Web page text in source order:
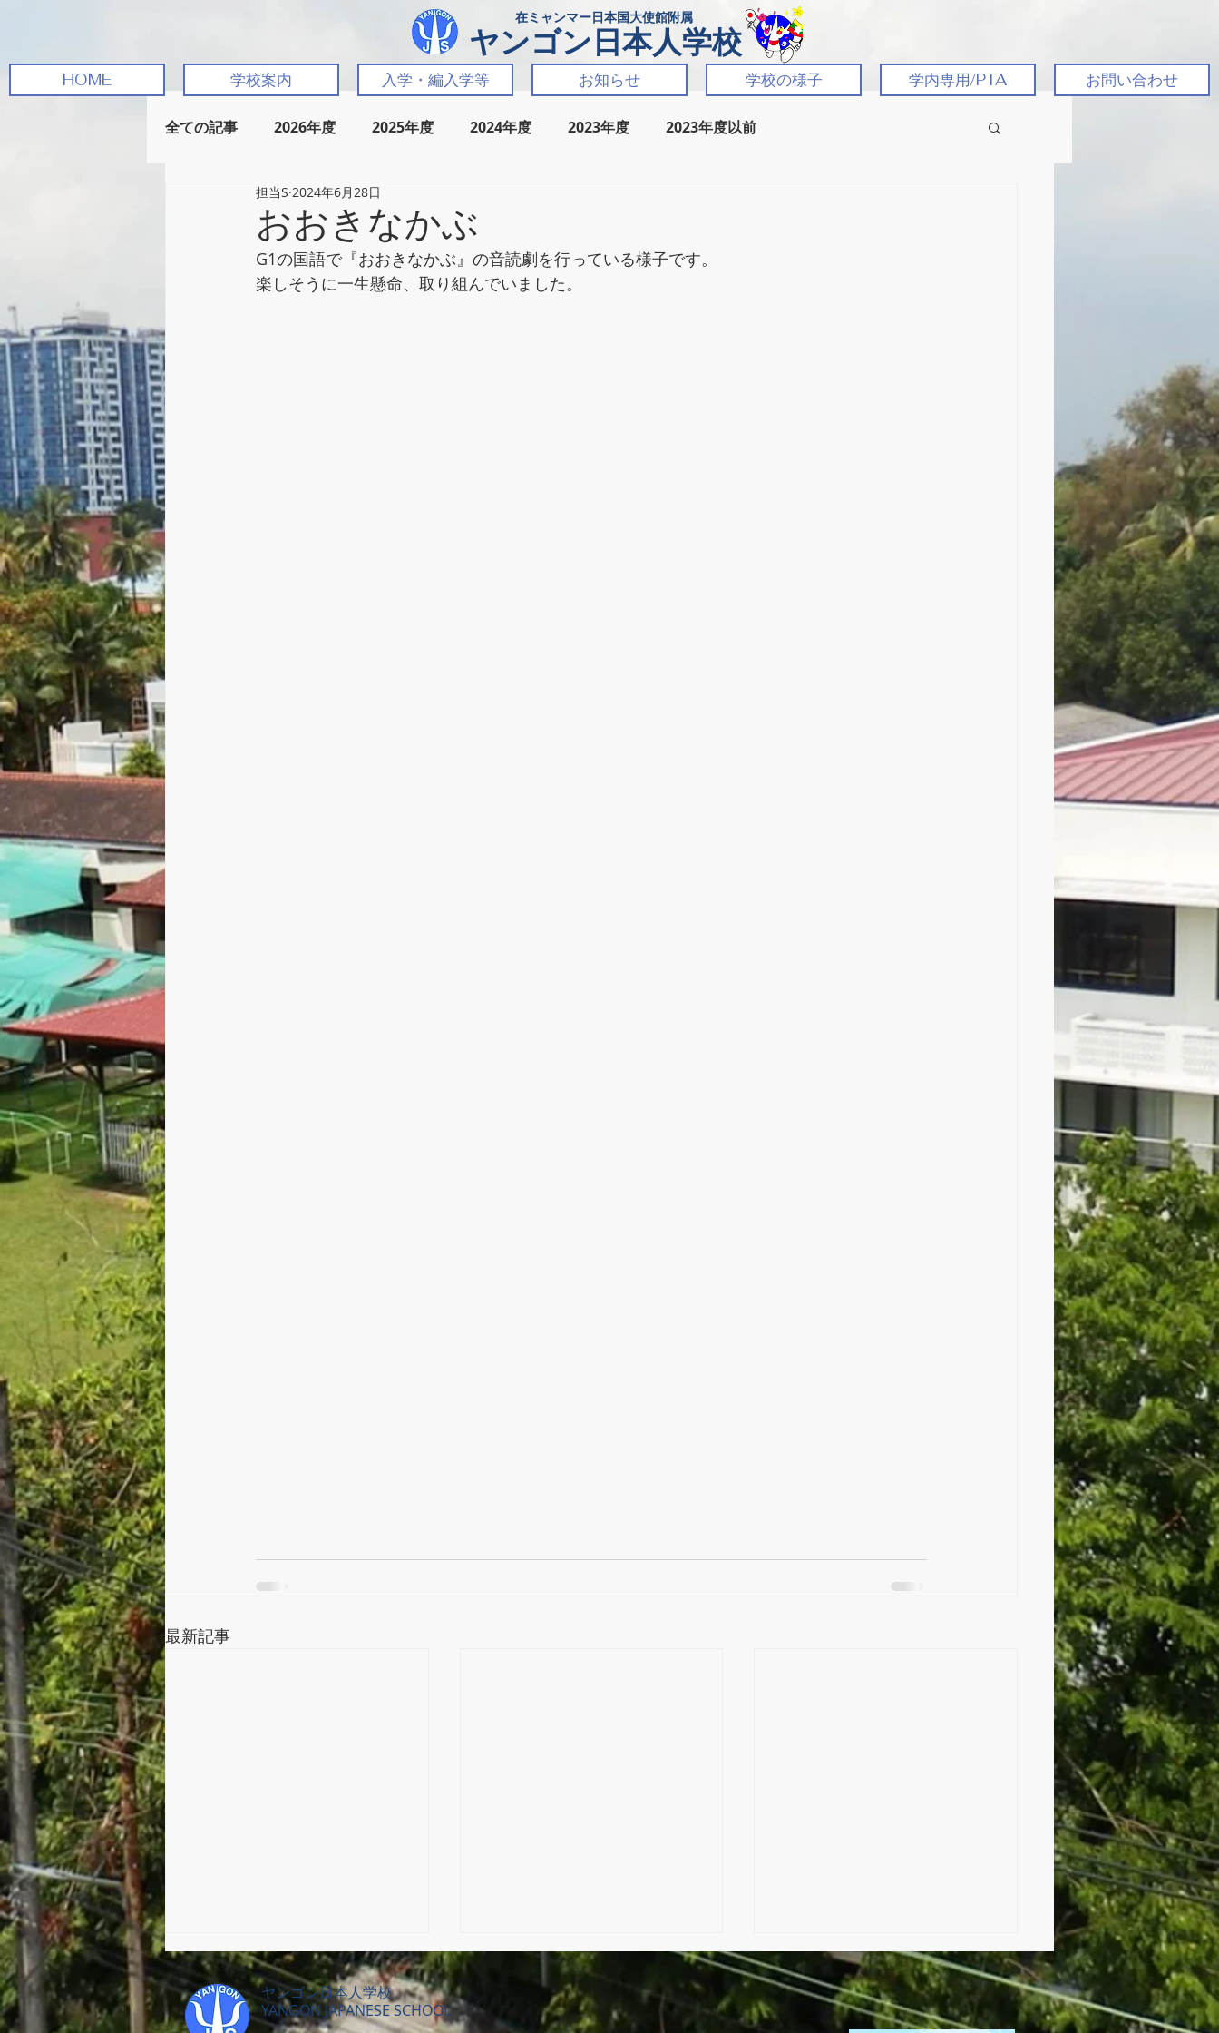
​ヤンゴン日本人学校
​在ミャンマー日本国大使館附属
HOME 学校案内 入学・編入学等 お知らせ 学校の様子 学内専用/PTA お問い合わせ
全ての記事 2026年度 2025年度 2024年度 2023年度 2023年度以前
おおきなかぶ
担当S 2024年6月28日
G1の国語で『おおきなかぶ』の音読劇を行っている様子です。
楽しそうに一生懸命、取り組んでいました。
最新記事
ヤンゴン日本人学校
YANGON JAPANESE SCHOOL